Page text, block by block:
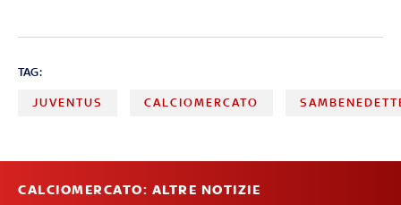
TAG:
JUVENTUS CALCIOMERCATO
CALCIOMERCATO: ALTRE NOTIZIE